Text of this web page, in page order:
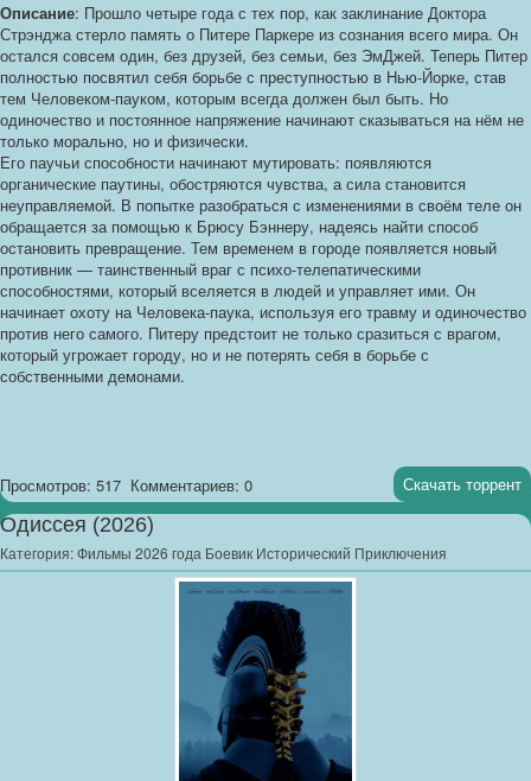
Описание: Прошло четыре года с тех пор, как заклинание Доктора
Стрэнджа стерло память о Питере Паркере из сознания всего мира. Он
остался совсем один, без друзей, без семьи, без ЭмДжей. Теперь Питер
полностью посвятил себя борьбе с преступностью в Нью-Йорке, став
тем Человеком-пауком, которым всегда должен был быть. Но
одиночество и постоянное напряжение начинают сказываться на нём не
только морально, но и физически.
Его паучьи способности начинают мутировать: появляются
органические паутины, обостряются чувства, а сила становится
неуправляемой. В попытке разобраться с изменениями в своём теле он
обращается за помощью к Брюсу Бэннеру, надеясь найти способ
остановить превращение. Тем временем в городе появляется новый
противник — таинственный враг с психо-телепатическими
способностями, который вселяется в людей и управляет ими. Он
начинает охоту на Человека-паука, используя его травму и одиночество
против него самого. Питеру предстоит не только сразиться с врагом,
который угрожает городу, но и не потерять себя в борьбе с
собственными демонами.
Просмотров: 517 Комментариев: 0 Скачать торрент
Одиссея (2026)
Категория:Фильмы 2026 года Боевик Исторический Приключения